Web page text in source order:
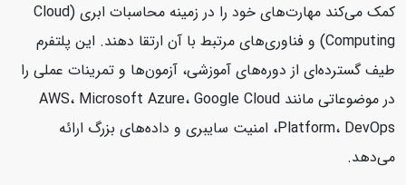
کمک می‌کند مهارت‌های خود را در زمینه محاسبات ابری (Cloud
Computing) و فناوری‌های مرتبط با آن ارتقا دهند. این پلتفرم
طیف گسترده‌ای از دوره‌های آموزشی، آزمون‌ها و تمرینات عملی را
در موضوعاتی مانند AWS، Microsoft Azure، Google Cloud
Platform، DevOps، امنیت سایبری و داده‌های بزرگ ارائه
می‌دهد.